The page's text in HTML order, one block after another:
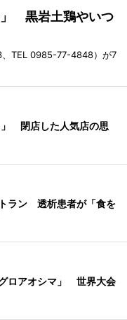
」 黒岩土鶏やいつ
、TEL 0985-77-4848）が7
閉店した人気店の思
ラン 透析患者が「食を
ロアオシマ」 世界大会